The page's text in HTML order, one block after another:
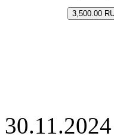
3,500.00